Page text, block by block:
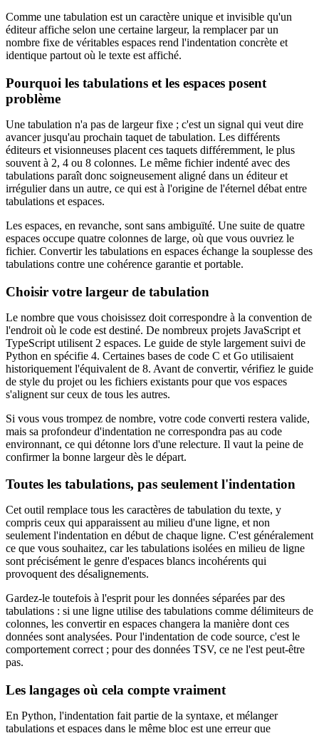
Comme une tabulation est un caractère unique et invisible qu'un
éditeur affiche selon une certaine largeur, la remplacer par un
nombre fixe de véritables espaces rend l'indentation concrète et
identique partout où le texte est affiché.
Pourquoi les tabulations et les espaces posent
problème
Une tabulation n'a pas de largeur fixe ; c'est un signal qui veut dire
avancer jusqu'au prochain taquet de tabulation. Les différents
éditeurs et visionneuses placent ces taquets différemment, le plus
souvent à 2, 4 ou 8 colonnes. Le même fichier indenté avec des
tabulations paraît donc soigneusement aligné dans un éditeur et
irrégulier dans un autre, ce qui est à l'origine de l'éternel débat entre
tabulations et espaces.
Les espaces, en revanche, sont sans ambiguïté. Une suite de quatre
espaces occupe quatre colonnes de large, où que vous ouvriez le
fichier. Convertir les tabulations en espaces échange la souplesse des
tabulations contre une cohérence garantie et portable.
Choisir votre largeur de tabulation
Le nombre que vous choisissez doit correspondre à la convention de
l'endroit où le code est destiné. De nombreux projets JavaScript et
TypeScript utilisent 2 espaces. Le guide de style largement suivi de
Python en spécifie 4. Certaines bases de code C et Go utilisaient
historiquement l'équivalent de 8. Avant de convertir, vérifiez le guide
de style du projet ou les fichiers existants pour que vos espaces
s'alignent sur ceux de tous les autres.
Si vous vous trompez de nombre, votre code converti restera valide,
mais sa profondeur d'indentation ne correspondra pas au code
environnant, ce qui détonne lors d'une relecture. Il vaut la peine de
confirmer la bonne largeur dès le départ.
Toutes les tabulations, pas seulement l'indentation
Cet outil remplace tous les caractères de tabulation du texte, y
compris ceux qui apparaissent au milieu d'une ligne, et non
seulement l'indentation en début de chaque ligne. C'est généralement
ce que vous souhaitez, car les tabulations isolées en milieu de ligne
sont précisément le genre d'espaces blancs incohérents qui
provoquent des désalignements.
Gardez-le toutefois à l'esprit pour les données séparées par des
tabulations : si une ligne utilise des tabulations comme délimiteurs de
colonnes, les convertir en espaces changera la manière dont ces
données sont analysées. Pour l'indentation de code source, c'est le
comportement correct ; pour des données TSV, ce ne l'est peut-être
pas.
Les langages où cela compte vraiment
En Python, l'indentation fait partie de la syntaxe, et mélanger
tabulations et espaces dans le même bloc est une erreur que